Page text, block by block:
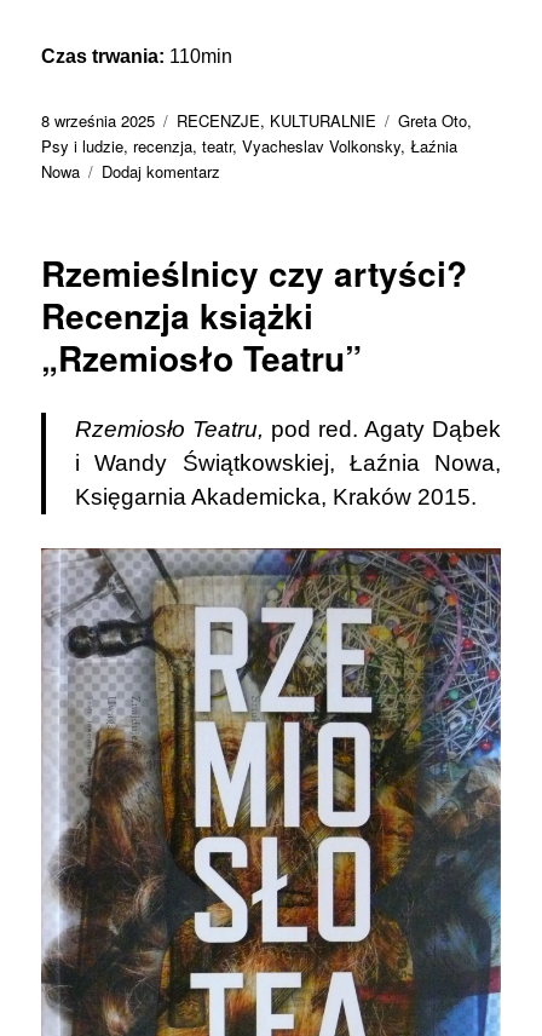
Czas trwania: 110min
Data
publikacji
8 września 2025 Kategorie
RECENZJE, KULTURALNIE Tagi
Greta Oto,
Psy i ludzie, recenzja,teatr,Vyacheslav Volkonsky,Łaźnia
Nowa
Dodaj komentarz
wojennej
rzeczywistości.
Psy
i
Ludzie
Łaźni
Nowej.
Rzemieślnicy czy artyści?
Recenzja książki
„Rzemiosło Teatru”
Rzemiosło Teatru, pod red. Agaty Dąbek
i Wandy Świątkowskiej, Łaźnia Nowa,
Księgarnia Akademicka, Kraków 2015.